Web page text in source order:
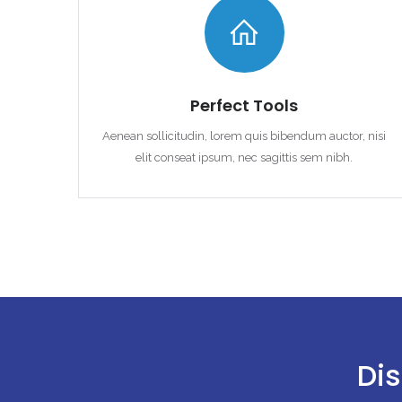
Perfect Tools
Aenean sollicitudin, lorem quis bibendum auctor, nisi
elit conseat ipsum, nec sagittis sem nibh.